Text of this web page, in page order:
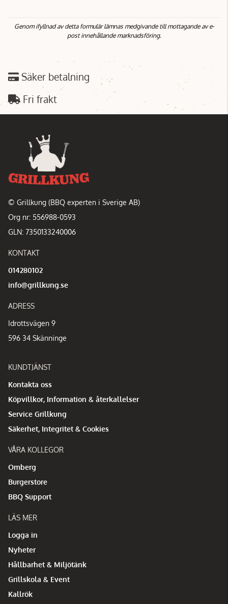
Genom ifyllnad av detta formulär lämnas medgivande till mottagande av e-
post innehållande marknadsföring.
Säker betalning
Fri frakt
© Grillkung (BBQ experten i Sverige AB)
Org nr: 556988-0593
GLN: 7350133240006
KONTAKT
014280102
info@grillkung.se
ADRESS
Idrottsvägen 9
596 34 Skänninge
KUNDTJÄNST
Kontakta oss
Köpvillkor, Information & återkallelser
Service Grillkung
Säkerhet, Integritet & Cookies
VÅRA KOLLEGOR
Omberg
Burgerstore
BBQ Support
LÄS MER
Logga in
Nyheter
Hållbarhet & Miljötänk
Grillskola & Event
Kallrök